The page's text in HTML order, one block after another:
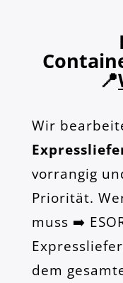
📍
Wir
vorrangig
Priorität.
muss ➡️
dem